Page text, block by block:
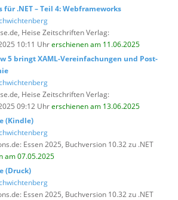
für .NET – Teil 4: Webframeworks
Heise Zeitschriften Verlag:
10:11 Uhrerschienen am 11.06.2025
5 bringt XAML-Vereinfachungen und Post-
Heise Zeitschriften Verlag:
09:12 Uhrerschienen am 13.06.2025
(Kindle)
Essen 2025, Buchversion 10.32 zu .NET
am 07.05.2025
(Druck)
Essen 2025, Buchversion 10.32 zu .NET